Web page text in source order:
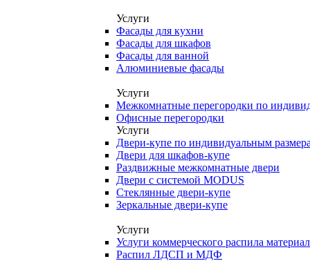
Услуги
Фасады для кухни
Фасады для шкафов
Фасады для ванной
Алюминиевые фасады
Услуги
Межкомнатные перегородки по
Офисные перегородки
Услуги
Двери-купе по индивидуальным
Двери для шкафов-купе
Раздвижные межкомнатные двери
Двери с системой MODUS
Стеклянные двери-купе
Зеркальные двери-купе
Услуги
Услуги коммерческого распила
Распил ЛДСП и МДФ